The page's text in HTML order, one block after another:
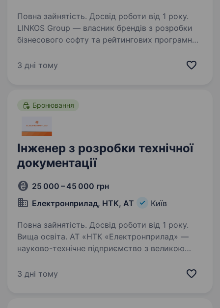
Повна зайнятість. Досвід роботи від 1 року.
LINKOS Group — власник брендів з розробки
бізнесового софту та рейтингових програмних
України — запрошує тебе до своєї НЕРЕАЛЬНО
3 дні тому
Бронювання
Інженер з розробки технічної
документації
25 000 – 45 000 грн
Електронприлад, НТК, АТ
Київ
Повна зайнятість. Досвід роботи від 1 року.
Вища освіта. АТ «НТК «Електронприлад» —
науково-технічне підприємство з великою
з розробки технічної документації. Вимоги
3 дні тому